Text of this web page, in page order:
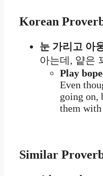
Korean
눈 가리고 아
아는데, 얕은
Play
Even
going on,
them
Similar